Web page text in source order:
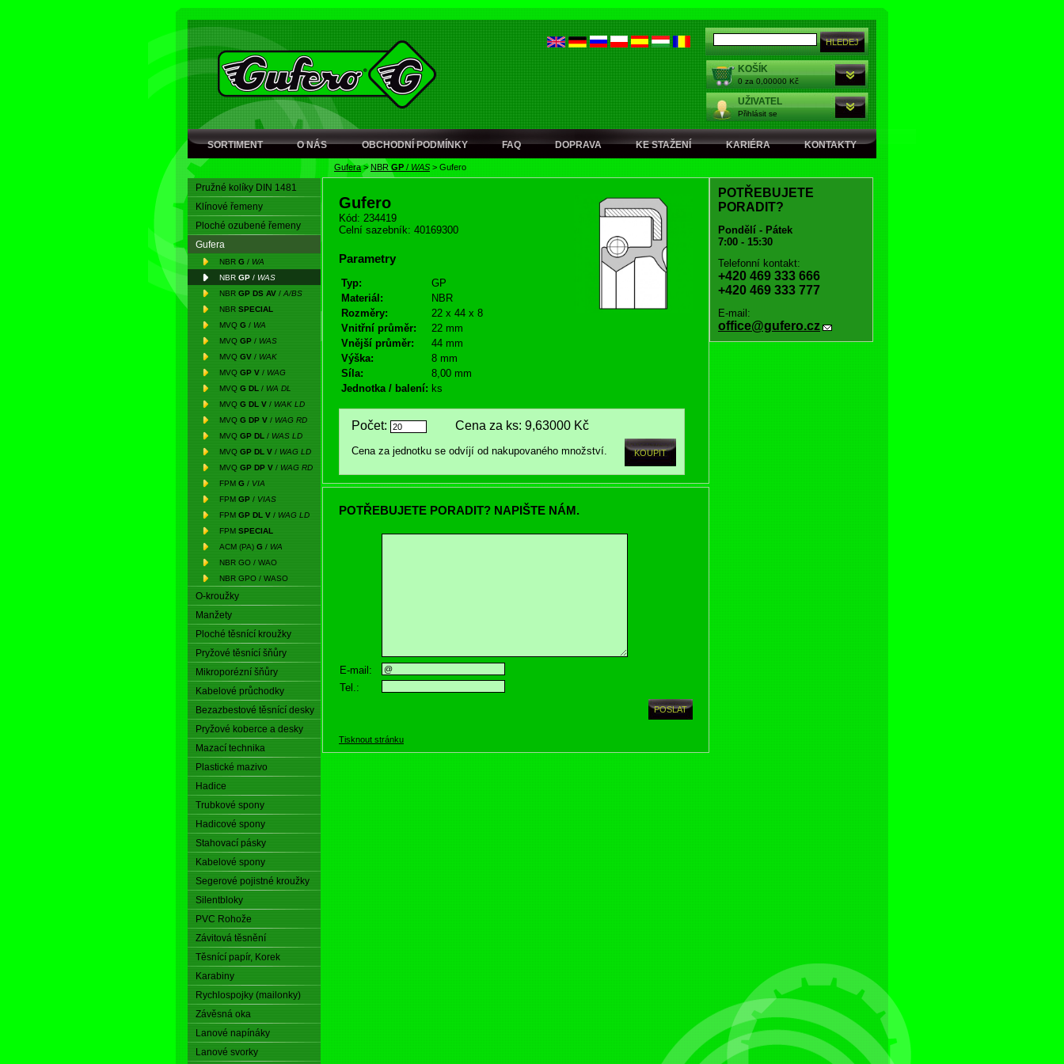
KOŠÍK
0 za 0,00000 Kč
UŽIVATEL
Přihlásit se
SORTIMENT O NÁS OBCHODNÍ PODMÍNKY FAQ DOPRAVA KE STAŽENÍ KARIÉRA KONTAKTY
Gufera> NBRGP / WAS > Gufero
Pružné kolíky DIN 1481
Klínové řemeny
Ploché ozubené řemeny
Gufera
NBR G / WA
NBR GP / WAS
NBR GP DS AV / A/BS
NBR SPECIAL
MVQ G / WA
MVQ GP / WAS
MVQ GV / WAK
MVQ GP V / WAG
MVQ G DL / WA DL
MVQ G DL V / WAK LD
MVQ G DP V / WAG RD
MVQ GP DL / WAS LD
MVQ GP DL V / WAG LD
MVQ GP DP V / WAG RD
FPM G / VIA
FPM GP / VIAS
FPM GP DL V / WAG LD
FPM SPECIAL
ACM (PA) G / WA
NBR GO / WAO
NBR GPO / WASO
O-kroužky
Manžety
Ploché těsnící kroužky
Pryžové těsnící šňůry
Mikroporézní šňůry
Kabelové průchodky
Bezazbestové těsnící desky
Pryžové koberce a desky
Mazací technika
Plastické mazivo
Hadice
Trubkové spony
Hadicové spony
Stahovací pásky
Kabelové spony
Segerové pojistné kroužky
Silentbloky
PVC Rohože
Závitová těsnění
Těsnící papír, Korek
Karabiny
Rychlospojky (mailonky)
Závěsná oka
Lanové napínáky
Lanové svorky
Gufero
Kód: 234419
Celní sazebník: 40169300
Parametry
Typ:
GP
Materiál:
NBR
Rozměry:
22 x 44 x 8
Vnitřní průměr:
22 mm
Vnější průměr:
44 mm
Výška:
8 mm
Síla:
8,00 mm
Jednotka / balení: ks
Počet: Cena za ks: 9,63000 Kč
Cena za jednotku se odvíjí od nakupovaného množství.
POTŘEBUJETE PORADIT? NAPIŠTE NÁM.
E-mail:
Tel.:
Tisknout stránku
POTŘEBUJETE
PORADIT?
Pondělí - Pátek
7:00 - 15:30
Telefonní kontakt:
+420 469 333 666
+420 469 333 777
E-mail:
office@gufero.cz